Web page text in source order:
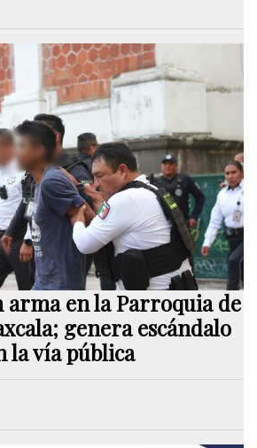
arma en la Parroquia de
genera escándalo
la vía pública